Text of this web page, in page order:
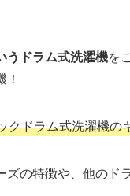
うドラム式洗濯機を
クドラム式洗濯機の
の特徴や、他のド